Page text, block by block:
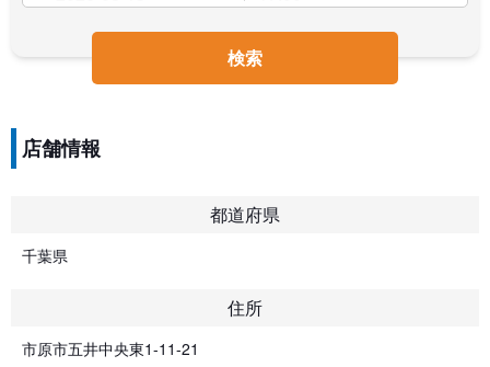
検索
店舗情報
都道府県
千葉県
住所
市原市五井中央東1-11-21